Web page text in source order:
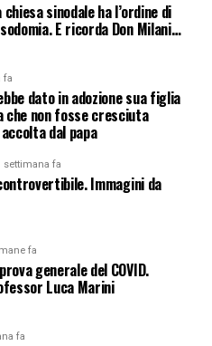
sinodale ha l’ordine di
E ricorda Don Milani…
fa
dato in adozione sua figlia
che non fosse cresciuta
dal papa
settimana fa
Immagini da
fa
generale del COVID.
Luca Marini
fa